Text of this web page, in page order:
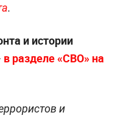
.
и истории
в разделе «СВО» на
и